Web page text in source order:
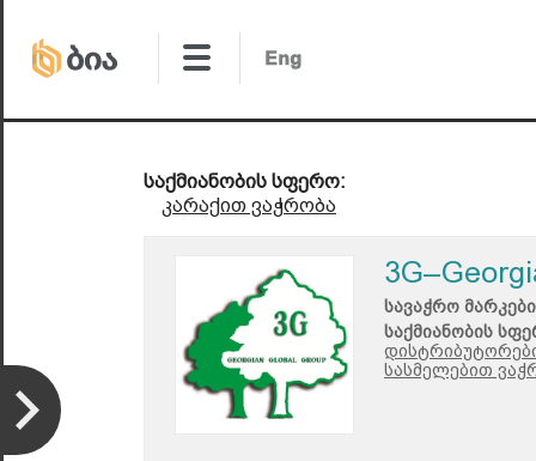
საქმიანობის სფერო:
კარაქით ვაჭრობა
სავაჭრო
საქმიანობის
სასმელებით